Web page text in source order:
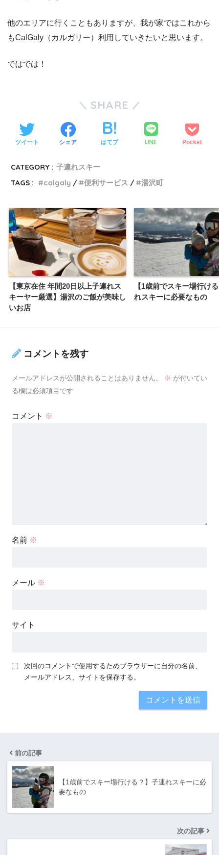
他のエリアに行くこともありますが、我が家ではこれから
もCalGaly（カルガリー）利用していきたいと思います。
ではでは！
SHARE
ツイート シェア はてブ LINE Pocket
CATEGORY : 子連れスキー
TAGS :
calgaly 便利サービス 湯沢町
【東京在住 年間20日以上子連れス
キーヤー厳選】湯沢のご飯が美味し
いお店
【1歳前でスキー場行け
れスキーに必要なもの
コメントを残す
メールアドレスが公開されることはありません。 ※ が付いてい
る欄は必須項目です
コメント ※
名前 ※
メール ※
サイト
次回のコメントで使用するためブラウザーに自分の名前、
メールアドレス、サイトを保存する。
前の記事
【1歳前でスキー場行ける？】子連れスキーに必
要なもの
次の記事